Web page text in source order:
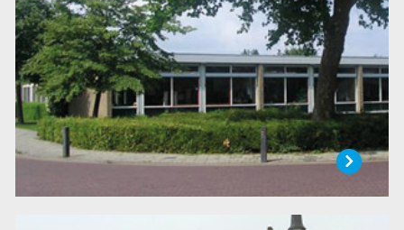
elkaar belangrijk. Dat is niet alleen iets wat we de kinderen
leren, maar ook hoe ons schoolteam te werk gaat.
Ons ruime schoolgebouw is gebouwd in 1972 en ligt
centraal in Oosterland.
LEES MEER